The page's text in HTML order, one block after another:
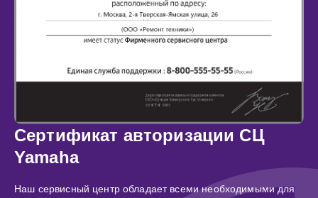
Сертификат авторизации СЦ
Yamaha
Наш сервисный центр обладает всеми необходимыми для